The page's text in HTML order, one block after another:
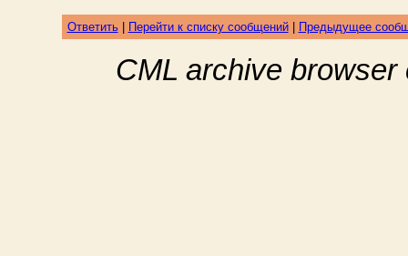
Ответить| Перейти к списку сообщений| Предыдущее
CML archive